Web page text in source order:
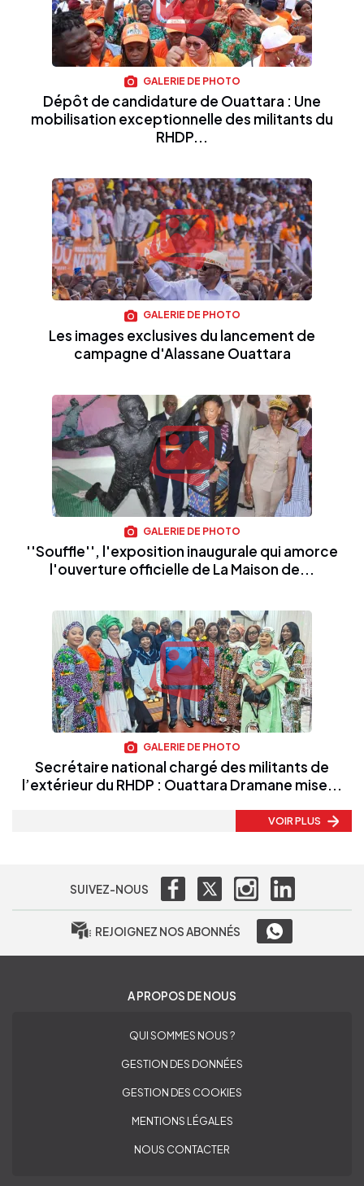
GALERIE DE PHOTO
Dépôt de candidature de Ouattara : Une
mobilisation exceptionnelle des militants du
RHDP...
GALERIE DE PHOTO
Les images exclusives du lancement de
campagne d'Alassane Ouattara
GALERIE DE PHOTO
''Souffle'', l'exposition inaugurale qui amorce
l'ouverture officielle de La Maison de...
GALERIE DE PHOTO
Secrétaire national chargé des militants de
l’extérieur du RHDP : Ouattara Dramane mise...
VOIR PLUS
SUIVEZ-NOUS
REJOIGNEZ NOS ABONNÉS
A PROPOS DE NOUS
QUI SOMMES NOUS ?
GESTION DES DONNÉES
GESTION DES COOKIES
MENTIONS LÉGALES
NOUS CONTACTER